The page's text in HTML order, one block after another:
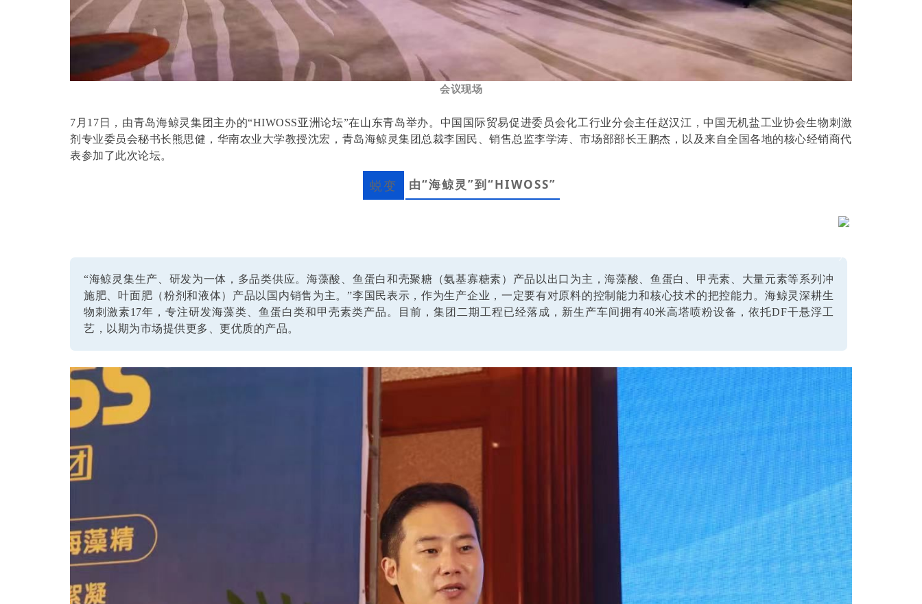
会议现场
7月17日，由青岛海鲸灵集团主办的“HIWOSS亚洲论坛”在山东青岛举办。中国国际贸易促进委员会化工行业分会主任赵汉江，中国无机盐工业协会生物刺激
剂专业委员会秘书长熊思健，华南农业大学教授沈宏，青岛海鲸灵集团总裁李国民、销售总监李学涛、市场部部长王鹏杰，以及来自全国各地的核心经销商代
表参加了此次论坛。
蜕变 由“海鲸灵”到“HIWOSS”
“海鲸灵集生产、研发为一体，多品类供应。海藻酸、鱼蛋白和壳聚糖（氨基寡糖素）产品以出口为主，海藻酸、鱼蛋白、甲壳素、大量元素等系列冲
施肥、叶面肥（粉剂和液体）产品以国内销售为主。”李国民表示，作为生产企业，一定要有对原料的控制能力和核心技术的把控能力。海鲸灵深耕生
物刺激素17年，专注研发海藻类、鱼蛋白类和甲壳素类产品。目前，集团二期工程已经落成，新生产车间拥有40米高塔喷粉设备，依托DF干悬浮工
艺，以期为市场提供更多、更优质的产品。